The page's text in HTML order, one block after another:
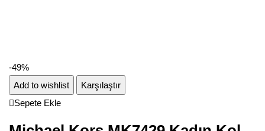
-49%
Add to wishlist
Karşılaştır
Sepete Ekle